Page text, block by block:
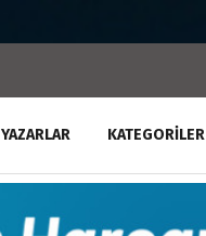
YAZARLAR KATEGORILER